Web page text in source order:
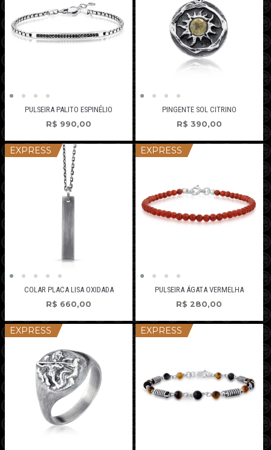
PULSEIRA PALITO ESPINÉLIO
R$ 990,00
PINGENTE SOL CITRINO
R$ 390,00
EXPRESS
COLAR PLACA LISA OXIDADA
R$ 660,00
EXPRESS
PULSEIRA ÁGATA VERMELHA
R$ 280,00
EXPRESS EXPRESS